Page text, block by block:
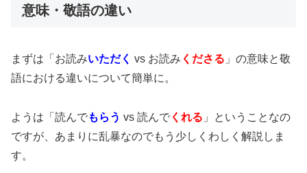
意味・敬語の違い
まずは「お読みいただく vs お読み くださる 」の意味と敬
語における違いについて簡単に。
ようは「読んでもらう vs 読んで くれる 」ということなの
ですが、あまりに乱暴なのでもう少しくわしく解説しま
す。